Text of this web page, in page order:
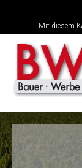
Mit diesem
TSG-